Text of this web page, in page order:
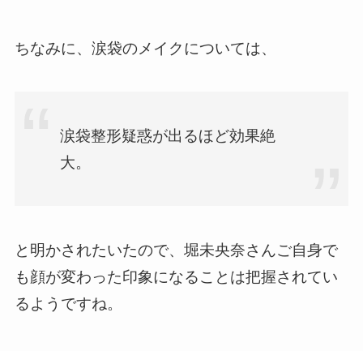
ちなみに、涙袋のメイクについては、
涙袋整形疑惑が出るほど効果絶
大。
と明かされたいたので、堀未央奈さんご自身で
も顔が変わった印象になることは把握されてい
るようですね。